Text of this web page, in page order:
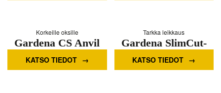
Korkeille oksille
Gardena CS Anvil
Branch Pruner -
297-20
KATSO TIEDOT
Tarkka leikkaus
Gardena SlimCut-
oksasakset
KATSO TIEDOT